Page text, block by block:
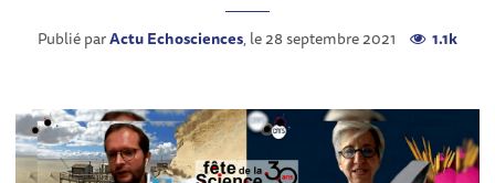
Publié parActu Echosciences, le 28 septembre 2021 1.1k